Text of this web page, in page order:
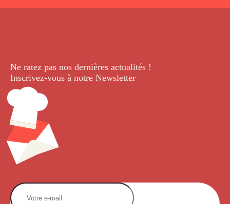
Ne ratez pas nos dernières actualités !
Inscrivez-vous à notre Newsletter.